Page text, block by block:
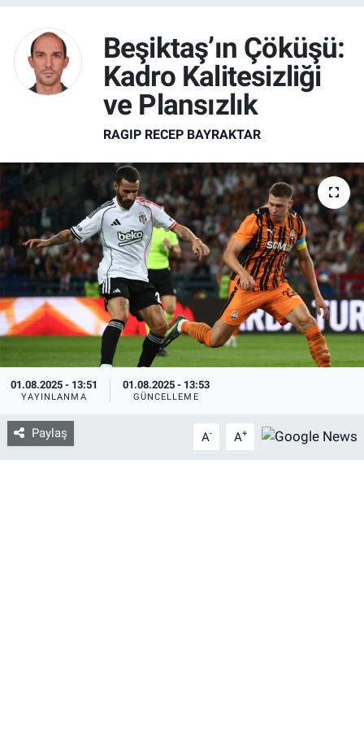
Beşiktaş’ın Çöküşü:
Kadro Kalitesizliği
ve Plansızlık
RAGIP RECEP BAYRAKTAR
01.08.2025 - 13:51
YAYINLANMA
01.08.2025 - 13:53
GÜNCELLEME
Paylaş A- A+
SAĞLIK
EKONOMİ
Keşfet
ASTROLOJİ
MANŞET
RESMİ İLANLAR
İLAN
Bize ulaşın
İletişim/Künye